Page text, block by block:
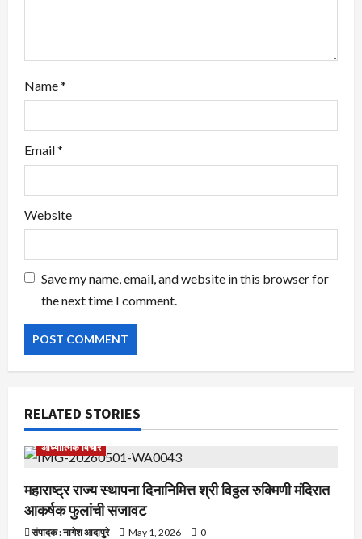
Name*
Email*
Website
Save my name, email, and website in this browser for
the next time I comment.
RELATED STORIES
आध्यात्मिक विचार
महाराष्ट्र राज्य स्थापना दिनानिमित्त श्री विठ्ठल रुक्मिणी मंदिरात
आकर्षक फुलांची सजावट
संपादक : नागेश आदापुरे May 1, 2026 0